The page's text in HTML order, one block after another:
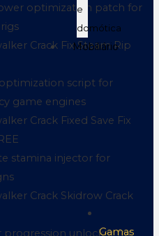
e
domótica
Mobiliário
Gamas
optimization patch for
Crack Fix Steam Rip
script for
game engines
Crack Fixed Save Fix
stamina injector for
Crack Skidrow Crack
progression unlocker for